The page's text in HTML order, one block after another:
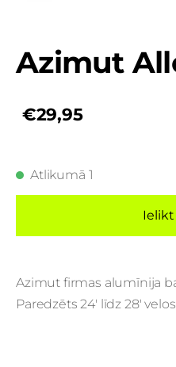
Azimut
€29,95
Atlikumā 1
Ielikt
Azimut firmas alumīnija
Paredzēts 24' līdz 28'